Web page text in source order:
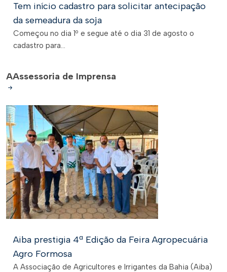
Tem início cadastro para solicitar antecipação
da semeadura da soja
Começou no dia 1º e segue até o dia 31 de agosto o
cadastro para...
AAssessoria de Imprensa
Aiba prestigia 4ª Edição da Feira Agropecuária
Agro Formosa
A Associação de Agricultores e Irrigantes da Bahia (Aiba)